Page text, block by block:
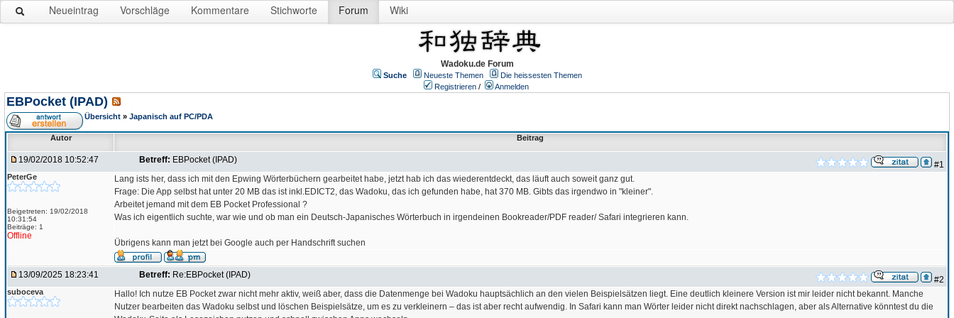
Neueintrag Vorschläge Kommentare Stichworte Forum Wiki
Wadoku.de Forum
Suche Neueste Themen
Die heissesten Themen
Registrieren / Anmelden
EBPocket (IPAD)
Übersicht » Japanisch auf PC/PDA
Autor Beitrag
19/02/2018 10:52:47 Betreff: EBPocket (IPAD) #1
PeterGe
Beigetreten: 19/02/2018
10:31:54
Beiträge: 1
Offline
Lang ists her, dass ich mit den Epwing Wörterbüchern gearbeitet habe, jetzt hab ich das wiederentdeckt, das läuft auch soweit ganz gut.
Frage: Die App selbst hat unter 20 MB das ist inkl.EDICT2, das Wadoku, das ich gefunden habe, hat 370 MB. Gibts das irgendwo in "kleiner".
Arbeitet jemand mit dem EB Pocket Professional ?
Was ich eigentlich suchte, war wie und ob man ein Deutsch-Japanisches Wörterbuch in irgendeinen Bookreader/PDF reader/ Safari integrieren kann.
Übrigens kann man jetzt bei Google auch per Handschrift suchen
13/09/2025 18:23:41 Betreff: Re:EBPocket (IPAD) #2
suboceva
Hallo! Ich nutze EB Pocket zwar nicht mehr aktiv, weiß aber, dass die Datenmenge bei Wadoku hauptsächlich an den vielen Beispielsätzen liegt. Eine deutlich kleinere Version ist mir leider nicht bekannt. Manche
Nutzer bearbeiten das Wadoku selbst und löschen Beispielsätze, um es zu verkleinern – das ist aber recht aufwendig. In Safari kann man Wörter leider nicht direkt nachschlagen, aber als Alternative könntest du die